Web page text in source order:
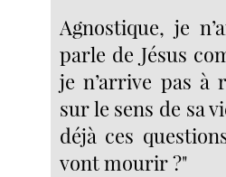
Agnostique, je
parle de Jésus
je n’arrive pas à
sur le sens de sa
déjà ces
vont mourir ?"